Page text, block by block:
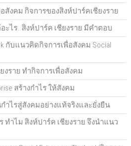
อสังคม กิจการของสิงห์ปาร์คเชียงราย
อะไร..สิงห์ปาร์ค เชียงราย มีคำตอบ
กับแนวคิดกิจการเพื่อสังคม Social
งราย ทำกิจการเพื่อสังคม
สร้างกำไร ให้สังคม
กำไรสู่สังคมอย่างแท้จริงและยั่งยืน
ไร ทำไม สิงห์ปาร์ค เชียงราย จึงนำแนว